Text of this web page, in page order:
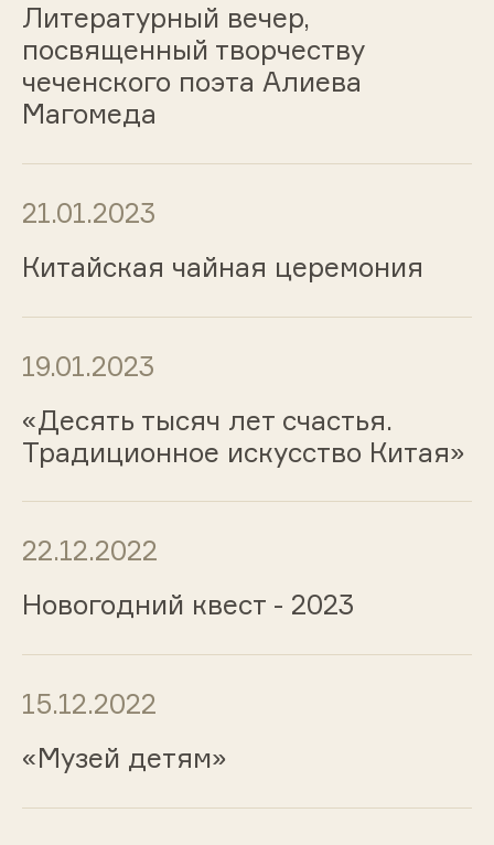
Литературный вечер,
посвященный творчеству
чеченского поэта Алиева
Магомеда
21.01.2023
Китайская чайная церемония
19.01.2023
«Десять тысяч лет счастья.
Традиционное искусство Китая»
22.12.2022
Новогодний квест - 2023
15.12.2022
«Музей детям»